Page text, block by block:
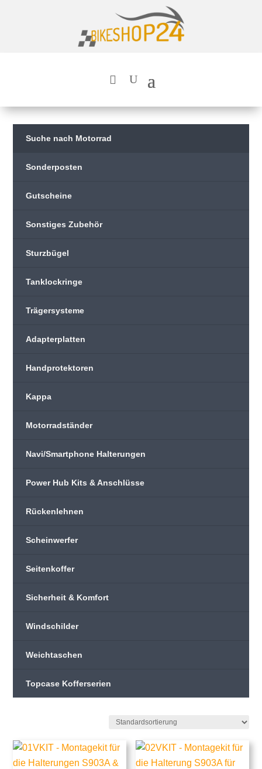
Suche nach Motorrad
Sonderposten
Gutscheine
Sonstiges Zubehör
Sturzbügel
Tanklockringe
Trägersysteme
Adapterplatten
Handprotektoren
Kappa
Motorradständer
Navi/Smartphone Halterungen
Power Hub Kits & Anschlüsse
Rückenlehnen
Scheinwerfer
Seitenkoffer
Sicherheit & Komfort
Windschilder
Weichtaschen
Topcase Kofferserien